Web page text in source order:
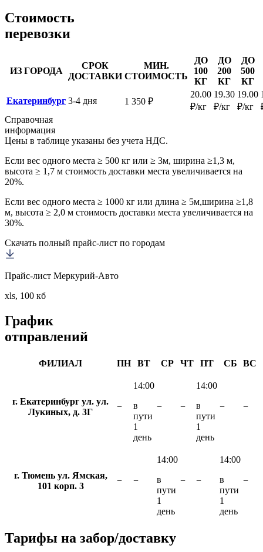
Стоимость
перевозки
ИЗ ГОРОДА
СРОК
ДОСТАВКИ
МИН.
СТОИМОСТЬ
ДО
100
КГ
ДО
200
КГ
ДО
500
КГ
Екатеринбург 3-4 дня 1 350 ₽
20.00
₽/кг
19.30
₽/кг
19.00
₽/кг
Справочная
информация
Цены в таблице указаны без учета НДС.
Если вес одного места ≥ 500 кг или ≥ 3м, ширина ≥1,3 м,
высота ≥ 1,7 м стоимость доставки места увеличивается на
20%.
Если вес одного места ≥ 1000 кг или длина ≥ 5м,ширина ≥1,8
м, высота ≥ 2,0 м стоимость доставки места увеличивается на
30%.
Скачать полный прайс-лист по городам
Прайс-лист Меркурий-Авто
xls, 100 кб
График
отправлений
ФИЛИАЛ ПН ВТ СР ЧТ ПТ СБ ВС
г. Екатеринбург ул. ул.
Лукиных, д. 3Г
−
14:00
в
пути
1
день
− −
14:00
в
пути
1
день
− −
г. Тюмень ул. Ямская,
101 корп. 3
− −
14:00
в
пути
1
день
− −
14:00
в
пути
1
день
−
Тарифы на забор/доставку